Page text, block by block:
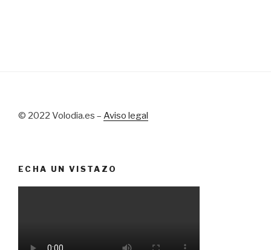
© 2022 Volodia.es – Aviso legal
ECHA UN VISTAZO